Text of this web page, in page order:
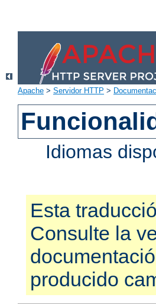
Apache > Servidor HTTP >
Idiomas
Esta
Consulte la
producido